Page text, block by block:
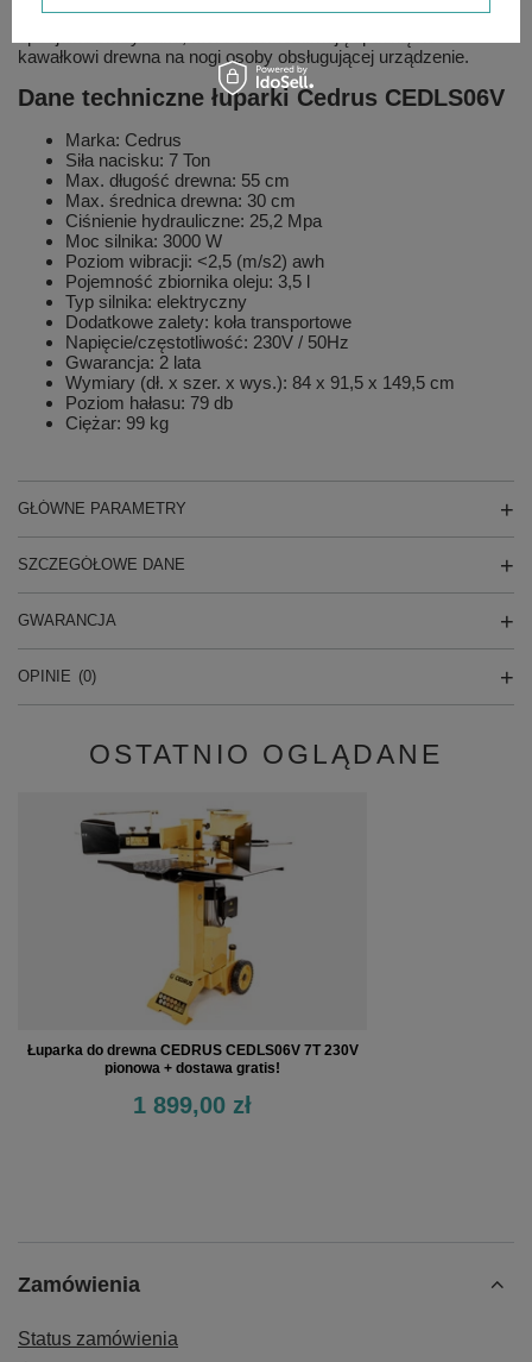
Dodatkowo łuparka do drewna Cedrus wyposażona jest w
kawałkowi drewna na nogi osoby obsługującej urządzenie.
Dane techniczne łuparki Cedrus CEDLS06V
Marka: Cedrus
Siła nacisku: 7 Ton
Max. długość drewna: 55 cm
Max. średnica drewna: 30 cm
Ciśnienie hydrauliczne: 25,2 Mpa
Moc silnika: 3000 W
Poziom wibracji: <2,5 (m/s2) awh
Pojemność zbiornika oleju: 3,5 l
Typ silnika: elektryczny
Dodatkowe zalety: koła transportowe
Napięcie/częstotliwość: 230V / 50Hz
Gwarancja: 2 lata
Wymiary (dł. x szer. x wys.): 84 x 91,5 x 149,5 cm
Poziom hałasu: 79 db
Ciężar: 99 kg
GŁÓWNE PARAMETRY
SZCZEGÓŁOWE DANE
GWARANCJA
OPINIE (0)
OSTATNIO OGLĄDANE
Łuparka do drewna CEDRUS CEDLS06V 7T 230V
pionowa + dostawa gratis!
1 899,00 zł
Zamówienia
Status zamówienia